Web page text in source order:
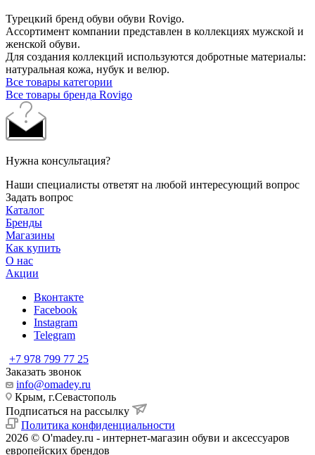
Турецкий бренд обуви обуви Rovigo.
Ассортимент компании представлен в коллекциях мужской и
женской обуви.
Для создания коллекций используются добротные материалы:
натуральная кожа, нубук и велюр.
Все товары категории
Все товары бренда Rovigo
Нужна консультация?
Наши специалисты ответят на любой интересующий вопрос
Задать вопрос
Каталог
Бренды
Магазины
Как купить
О нас
Акции
Вконтакте
Facebook
Instagram
Telegram
+7 978 799 77 25
Заказать звонок
info@omadey.ru
Крым, г.Севастополь
Подписаться на рассылку
Политика конфиденциальности
2026 © O'madey.ru - интернет-магазин обуви и аксессуаров
европейских брендов